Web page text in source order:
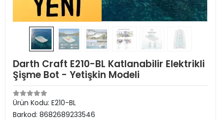
Darth Craft E210-BL Katlanabilir Elektrikli
Şişme Bot - Yetişkin Modeli
Ürün Kodu: E210-BL
Barkod: 8682689233546